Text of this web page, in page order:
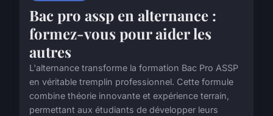
Bac pro assp en alternance :
formez-vous pour aider les
autres
L'alternance transforme la formation Bac Pro ASSP
en véritable tremplin professionnel. Cette formule
combine théorie innovante et expérience terrain,
permettant aux étudiants de développer leurs